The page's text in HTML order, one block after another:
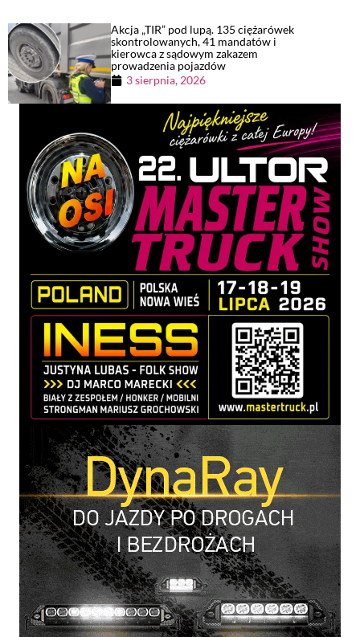
Akcja „TIR” pod lupą. 135 ciężarówek
skontrolowanych, 41 mandatów i
kierowca z sądowym zakazem
prowadzenia pojazdów
3 sierpnia, 2026